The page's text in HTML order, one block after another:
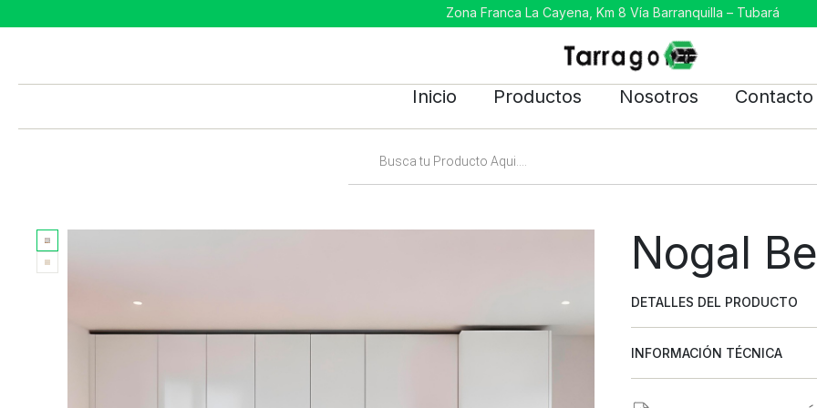
Zona Franca La Cayena, Km 8 Vía Barranquilla – Tubará
Inicio Productos Nosotros Contacto
Nogal
DETALLES DEL PRODUCTO
INFORMACIÓN TÉCNICA